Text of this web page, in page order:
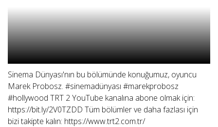
Sinema Dünyası'nın bu bölümünde konuğumuz, oyuncu
Marek Probosz. #sinemadünyası #marekprobosz
#hollywood TRT 2 YouTube kanalına abone olmak için:
https://bit.ly/2V0TZDD Tüm bölümler ve daha fazlası için
bizi takipte kalın: https://www.trt2.com.tr/